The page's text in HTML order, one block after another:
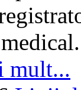
mult...